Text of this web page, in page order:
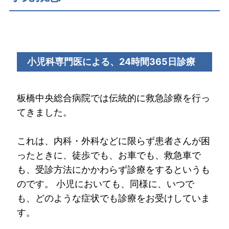
小児科専門医による、24時間365日診療
板橋中央総合病院では伝統的に救急診療を行っ
てきました。
これは、内科・外科などに限らず患者さんが困
ったときに、徒歩でも、お車でも、救急車で
も、受診方法にかかわらず診療をするというも
のです。 小児においても、同様に、いつで
も、どのような症状でも診療をお受けしていま
す。